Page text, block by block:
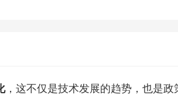
，这不仅是技术发展的趋势，也是政